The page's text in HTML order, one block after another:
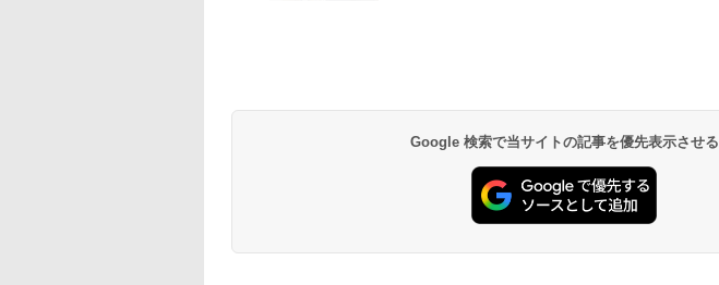
Google 検索で当サイトの記事を優先表示させる